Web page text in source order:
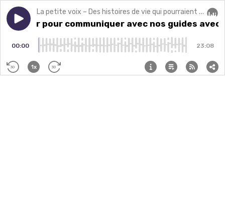
Play episodeMéditer pour communiquer avec nos guides avec
La petite voix – Des histoires de vie qui pourraient changer la vôtre.
Méditer pour communiquer avec nos guides
00:00 23:08
30 1x 30